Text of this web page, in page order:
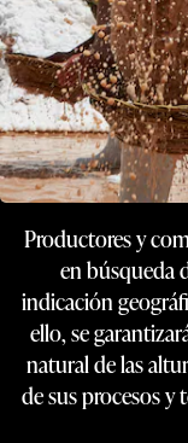
Productores y
en búsqueda
indicación
ello, se
natural de las
de sus procesos y